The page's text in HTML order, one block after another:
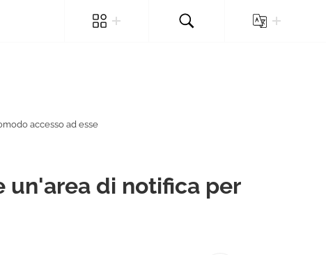
accesso ad esse
un'area di notifica per